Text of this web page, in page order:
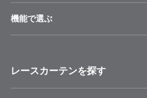
機能で選ぶ
レースカーテンを探す